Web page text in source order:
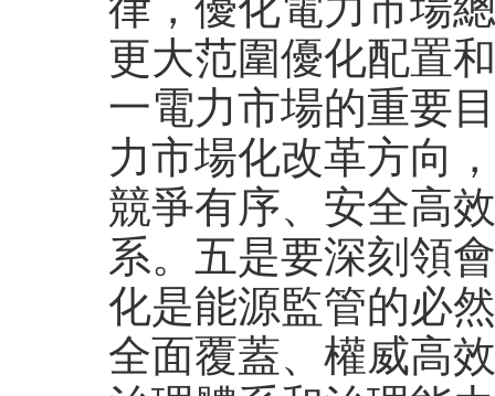
更大范圍優化配置
一電力市場的重要
力市場化改革方向
競爭有序、安全高
系。五是要深刻領
化是能源監管的必
全面覆蓋、權威高